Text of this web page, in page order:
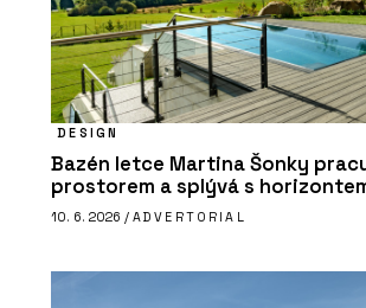
DESIGN
Bazén letce Martina Šonky
prostorem a splývá s
10. 6. 2026 / ADVERTORIAL